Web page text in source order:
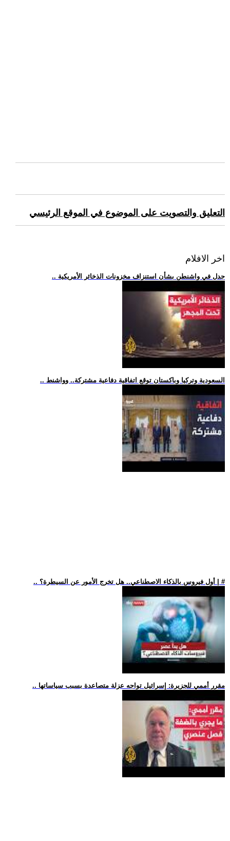
التعليق والتصويت على الموضوع في الموقع الرئيسي
اخر الافلام
.. جدل في واشنطن بشأن استنزاف مخزونات الذخائر الأمريكية
.. السعودية وتركيا وباكستان توقع اتفاقية دفاعية مشتركة.. وواشنط
.. أول فيروس بالذكاء الاصطناعي.. هل تخرج الأمور عن السيطرة؟ | #
.. مقرر أممي للجزيرة: إسرائيل تواجه عزلة متصاعدة بسبب سياساتها